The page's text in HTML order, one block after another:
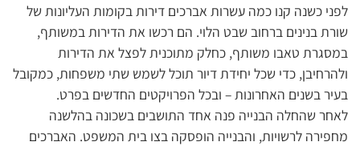
לפני כשנה קנו כמה עשרות אברכים דירות בקומות העליונות של
שורת בנינים ברחוב שבט הלוי. הם רכשו את הדירות במשותף,
במסגרת טאבו משותף, כחלק מתוכנית לפצל את הדירות
ולהרחיבן, כדי שכל יחידת דיור תוכל לשמש שתי משפחות, כמקובל
בעיר בשנים האחרונות – ובכל הפרויקטים החדשים בפרט.
לאחר שהחלה הבנייה פנה אחד התושבים בשכונה בהלשנה
מחפירה לרשויות, והבנייה הופסקה בצו בית המשפט. האברכים